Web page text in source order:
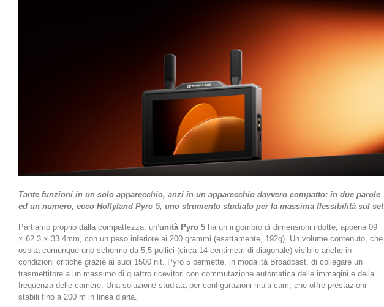
Tante funzioni in un solo apparecchio, anzi in un apparecchio davvero compatto: in due parole
ed un numero, ecco Hollyland Pyro 5, uno strumento studiato per la massima flessibilità sul set
Partiamo proprio dalla compattezza: un’unità Pyro 5 ha un ingombro di dimensioni ridotte, appena 09
× 62.3 × 33.4mm, con un peso inferiore ai 200 grammi (esattamente, 192g). Un volume contenuto, che
ospita comunque uno schermo da 5,5 pollici (circa 14 centimetri di diagonale) visibile anche in
condizioni critiche grazie ai suoi 1500 nit. Pyro 5 permette, in modalità Broadcast, di collegare un
trasmettitore a un massimo di quattro ricevitori con commutazione automatica delle immagini e della
frequenza delle camere. Una soluzione studiata per configurazioni multi-cam, che offre prestazioni
stabili fino a 200 m in linea d’aria.